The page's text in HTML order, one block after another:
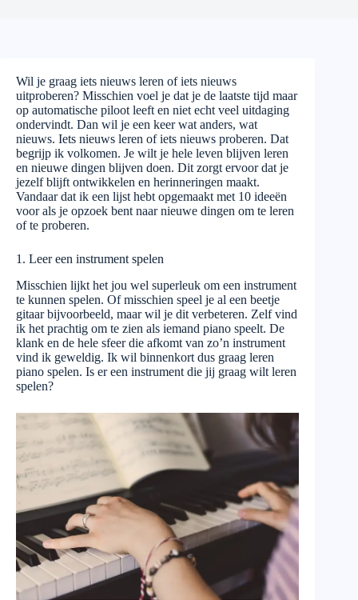
Wil je graag iets nieuws leren of iets nieuws
uitproberen? Misschien voel je dat je de laatste tijd maar
op automatische piloot leeft en niet echt veel uitdaging
ondervindt. Dan wil je een keer wat anders, wat
nieuws. Iets nieuws leren of iets nieuws proberen. Dat
begrijp ik volkomen. Je wilt je hele leven blijven leren
en nieuwe dingen blijven doen. Dit zorgt ervoor dat je
jezelf blijft ontwikkelen en herinneringen maakt.
Vandaar dat ik een lijst hebt opgemaakt met 10 ideeën
voor als je opzoek bent naar nieuwe dingen om te leren
of te proberen.
1. Leer een instrument spelen
Misschien lijkt het jou wel superleuk om een instrument
te kunnen spelen. Of misschien speel je al een beetje
gitaar bijvoorbeeld, maar wil je dit verbeteren. Zelf vind
ik het prachtig om te zien als iemand piano speelt. De
klank en de hele sfeer die afkomt van zo’n instrument
vind ik geweldig. Ik wil binnenkort dus graag leren
piano spelen. Is er een instrument die jij graag wilt leren
spelen?